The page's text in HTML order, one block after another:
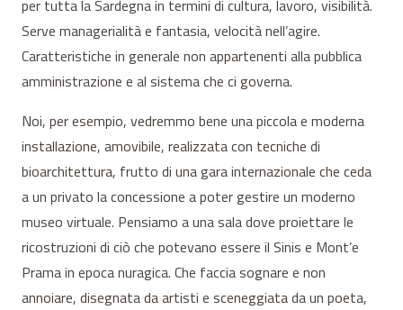
per tutta la Sardegna in termini di cultura, lavoro, visibilità.
Serve managerialità e fantasia, velocità nell’agire.
Caratteristiche in generale non appartenenti alla pubblica
amministrazione e al sistema che ci governa.
Noi, per esempio, vedremmo bene una piccola e moderna
installazione, amovibile, realizzata con tecniche di
bioarchitettura, frutto di una gara internazionale che ceda
a un privato la concessione a poter gestire un moderno
museo virtuale. Pensiamo a una sala dove proiettare le
ricostruzioni di ciò che potevano essere il Sinis e Mont’e
Prama in epoca nuragica. Che faccia sognare e non
annoiare, disegnata da artisti e sceneggiata da un poeta,